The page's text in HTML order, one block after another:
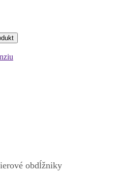
obdĺžniky